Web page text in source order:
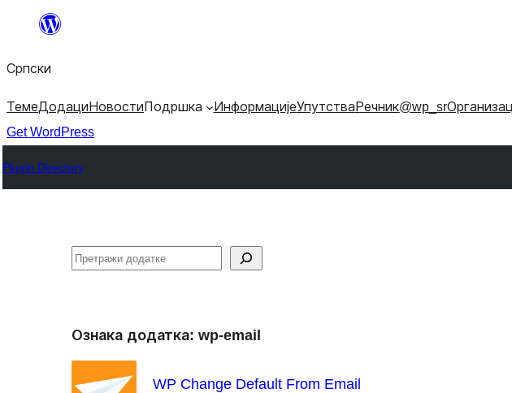
Скочи
садржај
Српски
ТемеДодаци Новости Подршка ИнформацијеУпутства Речник@wp_sr
Get WordPress
Plugin Directory
Претрага
Ознака додатка: wp-email
WP Change Default From Email